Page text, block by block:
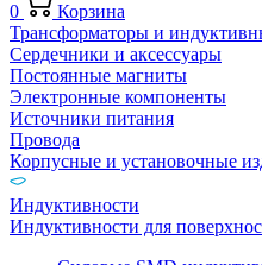
0
Корзина
Трансформаторы и
Сердечники и аксессуары
Постоянные магниты
Электронные компоненты
Источники питания
Провода
Корпусные и установочные
Индуктивности
Индуктивности для